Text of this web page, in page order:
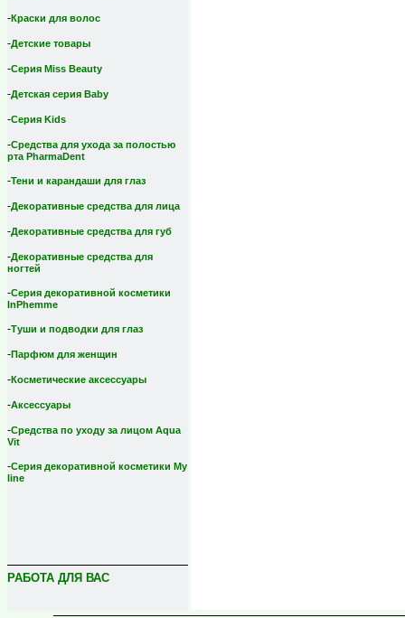
-Краски для волос
-Детские товары
-Серия Miss Beauty
-Детская серия Вaby
-Серия Kids
-Средства для ухода за полостью
рта PharmaDent
-Тени и карандаши для глаз
-Декоративные средства для лица
-Декоративные средства для губ
-Декоративные средства для
ногтей
-Серия декоративной косметики
InPhemme
-Туши и подводки для глаз
-Парфюм для женщин
-Косметические аксессуары
-Аксессуары
-Средства по уходу за лицом Aqua
Vit
-Серия декоративной косметики My
line
РАБОТА ДЛЯ ВАС